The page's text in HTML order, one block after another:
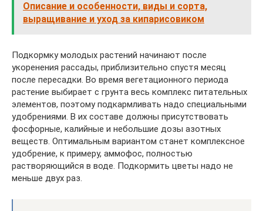
Описание и особенности, виды и сорта,
выращивание и уход за кипарисовиком
Подкормку молодых растений начинают после
укоренения рассады, приблизительно спустя месяц
после пересадки. Во время вегетационного периода
растение выбирает с грунта весь комплекс питательных
элементов, поэтому подкармливать надо специальными
удобрениями. В их составе должны присутствовать
фосфорные, калийные и небольшие дозы азотных
веществ. Оптимальным вариантом станет комплексное
удобрение, к примеру, аммофос, полностью
растворяющийся в воде. Подкормить цветы надо не
меньше двух раз.